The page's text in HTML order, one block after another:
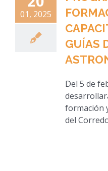
01, 2025
GUÍAS
Del 5 de
formación
del